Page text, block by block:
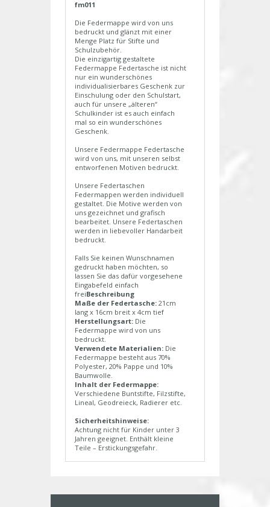
fm011
Die Federmappe wird von uns
bedruckt und glänzt mit einer
Menge Platz für Stifte und
Schulzubehör.
Die einzigartig gestaltete
Federmappe Federtasche ist nicht
nur ein wunderschönes
individualisierbares Geschenk zur
Einschulung oder den Schulstart,
auch für unsere „älteren“
Schulkinder ist es auch einfach
mal so ein wunderschönes
Geschenk.
Unsere Federmappe Federtasche
wird von uns, mit unseren selbst
entworfenen Motiven bedruckt.
Unsere Federtaschen
Federmappen werden individuell
gestaltet. Die Motive werden von
uns gezeichnet und grafisch
bearbeitet. Unsere Federtaschen
werden in liebevoller Handarbeit
bedruckt.
Falls Sie keinen Wunschnamen
gedruckt haben möchten, so
lassen Sie das dafür vorgesehene
Eingabefeld einfach
freiBeschreibung
Maße der Federtasche: 21cm
lang x 16cm breit x 4cm tief
Herstellungsart: Die
Federmappe wird von uns
bedruckt.
Verwendete Materialien: Die
Federmappe besteht aus 70%
Polyester, 20% Pappe und 10%
Baumwolle.
Inhalt der Federmappe:
Verschiedene Buntstifte, Filzstifte,
Lineal, Geodreieck, Radierer etc.
Sicherheitshinweise:
Achtung nicht für Kinder unter 3
Jahren geeignet. Enthält kleine
Teile – Erstickungsgefahr.